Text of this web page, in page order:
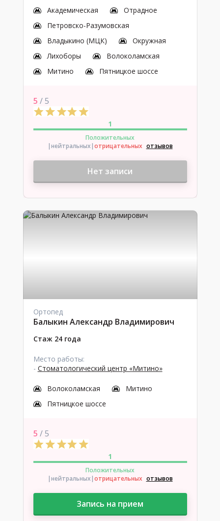
Академическая
Отрадное
Петровско-Разумовская
Владыкино (МЦК)
Окружная
Лихоборы
Волоколамская
Митино
Пятницкое шоссе
5 / 5
1
Положительных
|нейтральных|отрицательных отзывов
Нет записи
Ортопед
Балыкин Александр Владимирович
Стаж 24 года
Место работы:
- Стоматологический центр «Митино»
Волоколамская
Митино
Пятницкое шоссе
5 / 5
1
Положительных
|нейтральных|отрицательных отзывов
Запись на прием